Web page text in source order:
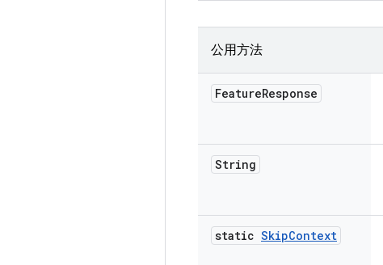
公用方法
FeatureResponse
String
static SkipContext